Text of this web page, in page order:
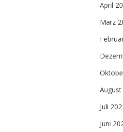
April
März
Juli
Juni